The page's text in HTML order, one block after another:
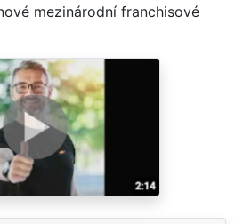
mezinárodní franchisové